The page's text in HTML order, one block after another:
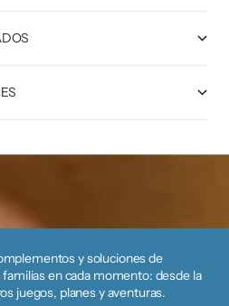
y soluciones de
en cada momento: desde la
juegos, planes y aventuras.